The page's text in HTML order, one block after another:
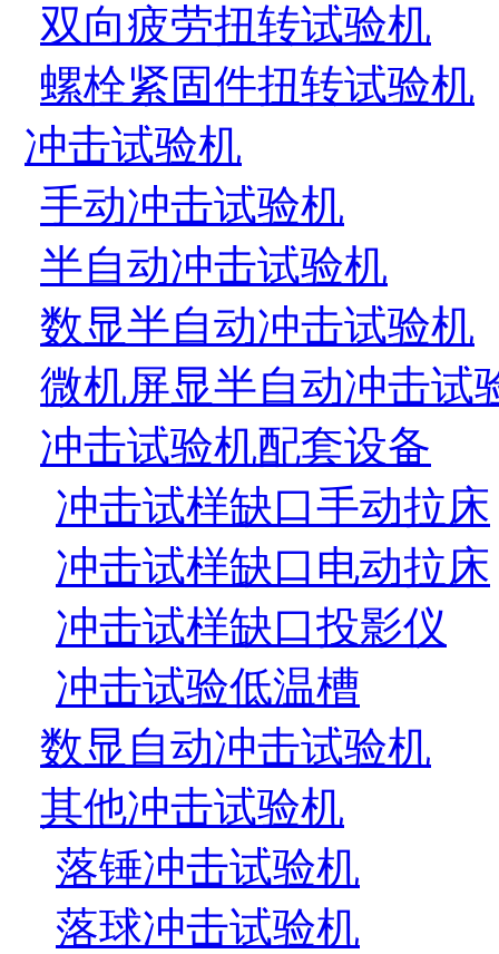
双向疲劳扭转试验机
螺栓紧固件扭转试验机
冲击试验机
手动冲击试验机
半自动冲击试验机
数显半自动冲击试验机
微机屏显半自动冲击试
冲击试验机配套设备
冲击试样缺口手动拉床
冲击试样缺口电动拉床
冲击试样缺口投影仪
冲击试验低温槽
数显自动冲击试验机
其他冲击试验机
落锤冲击试验机
落球冲击试验机